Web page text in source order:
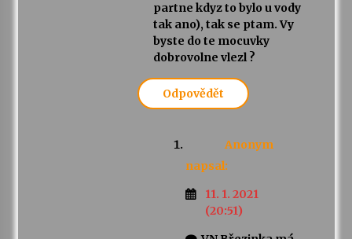
partne kdyz to bylo u vody
tak ano), tak se ptam. Vy
byste do te mocuvky
dobrovolne vlezl ?
Odpovědět
Anonym
napsal:
11. 1. 2021
(20:51)